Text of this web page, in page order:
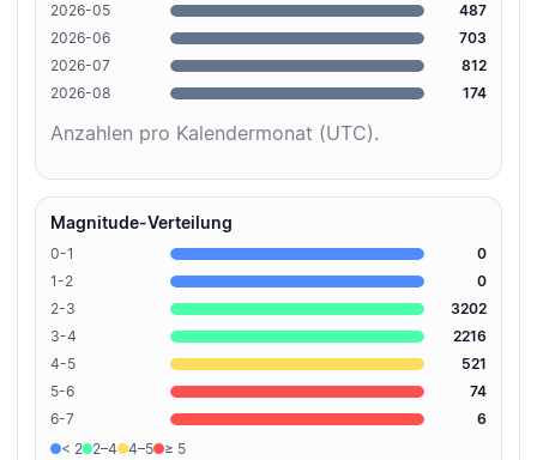
2026-05
487
2026-06
703
2026-07
812
2026-08
174
Anzahlen pro Kalendermonat (UTC).
Magnitude-Verteilung
0-1
0
1-2
0
2-3
3202
3-4
2216
4-5
521
5-6
74
6-7
6
< 2
2–4 4–5 ≥ 5